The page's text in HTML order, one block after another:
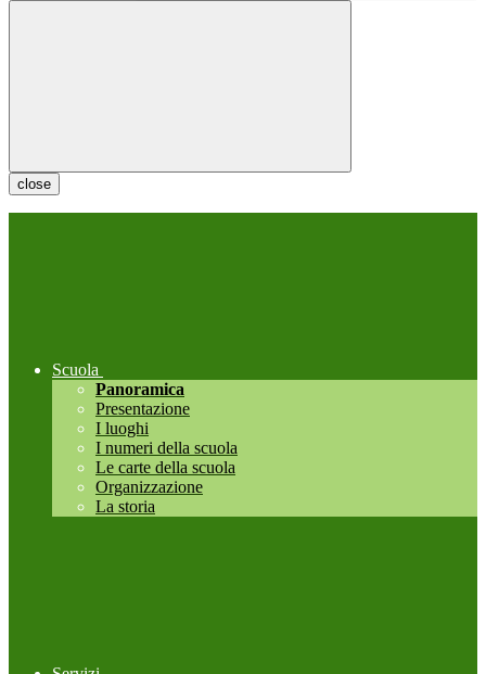
close
Scuola
Panoramica
Presentazione
I luoghi
I numeri della scuola
Le carte della scuola
Organizzazione
La storia